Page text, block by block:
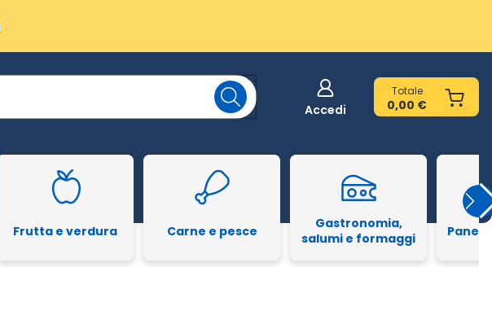
Accedi
Totale
0,00 €
Frutta e verdura Carne e pesce
Gastronomia,
salumi e formaggi
Pane